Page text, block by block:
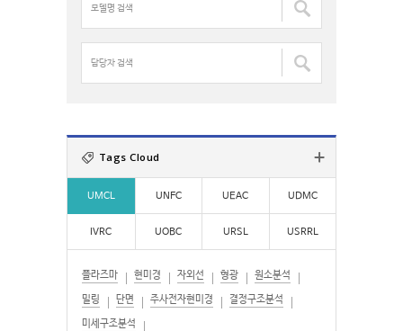
색
:
델
명
:자
:
Tags Cloud
UMCL UNFC UEAC UDMC
IVRC UOBC URSL USRRL
플라즈마 현미경 자외선 형광 원소분석
밀링 단면 주사전자현미경 결정구조분석
미세구조분석